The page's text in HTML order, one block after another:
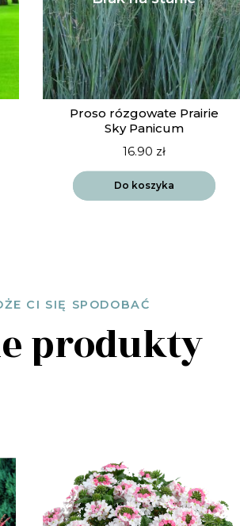
Proso rózgowate Prairie
Sky Panicum
16.90 zł
Do koszyka
CI SIĘ SPODOBAĆ
produkty